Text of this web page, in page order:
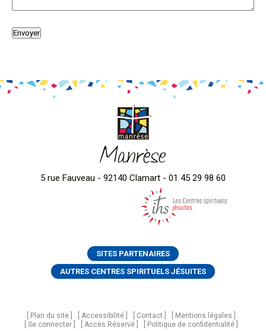
Manrèse
5 rue Fauveau - 92140 Clamart - 01 45 29 98 60
SITES PARTENAIRES
AUTRES CENTRES SPIRITUELS JÉSUITES
Plan du site Accessibilité Contact
Mentions légales
Se connecter
Accès Réservé Politique de confidentialité